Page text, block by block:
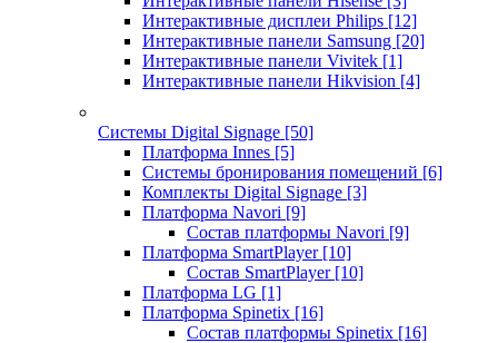
Интерактивные дисплеи Philips [12]
Интерактивные панели Samsung [20]
Интерактивные панели Vivitek [1]
Интерактивные панели Hikvision [4]
Системы Digital Signage [50]
Платформа Innes [5]
Системы бронирования помещений [6]
Комплекты Digital Signage [3]
Платформа Navori [9]
Состав платформы Navori [9]
Платформа SmartPlayer [10]
Состав SmartPlayer [10]
Платформа LG [1]
Платформа Spinetix [16]
Состав платформы Spinetix [16]